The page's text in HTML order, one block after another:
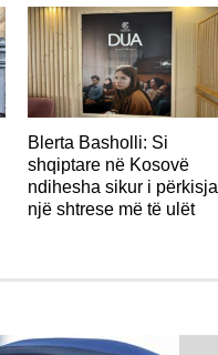
Blerta Basholli: Si
shqiptare në Kosovë
ndihesha sikur i përkisja
një shtrese më të ulët